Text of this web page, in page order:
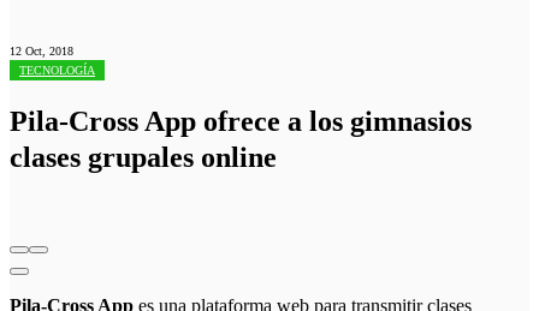
12 Oct, 2018
TECNOLOGÍA
Pila-Cross App ofrece a los gimnasios
clases grupales online
Pila-Cross App es una plataforma web para transmitir clases